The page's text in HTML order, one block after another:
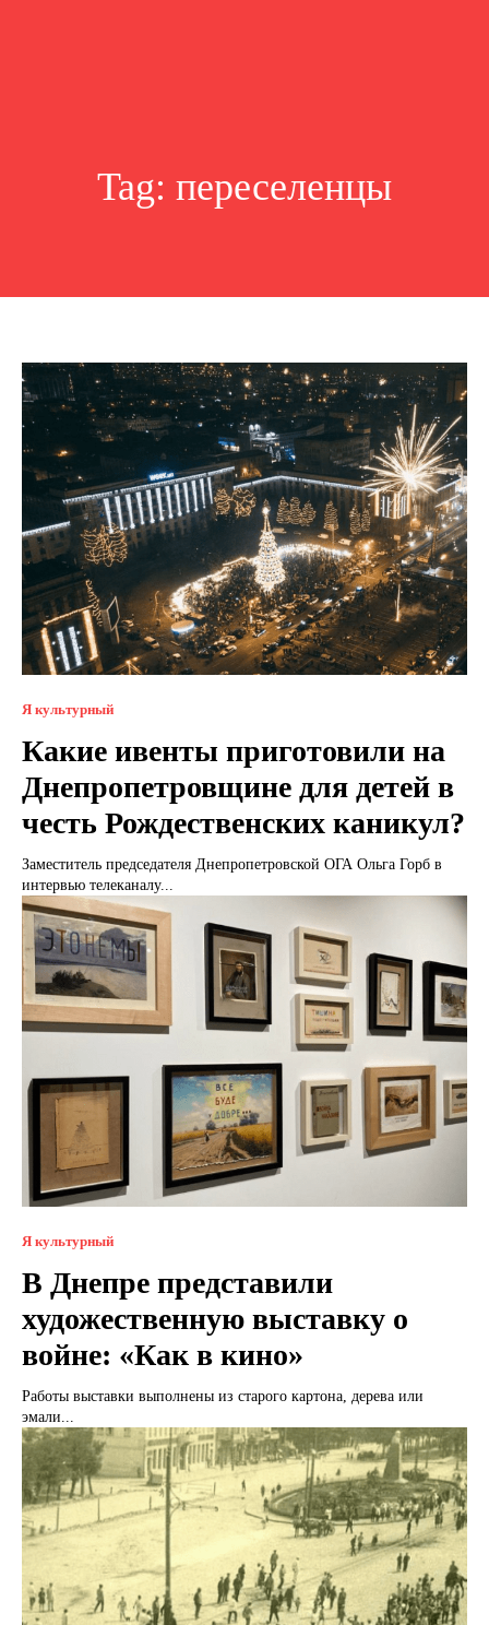
Tag: переселенцы
Я культурный
Какие ивенты приготовили на
Днепропетровщине для детей в
честь Рождественских каникул?
Заместитель председателя Днепропетровской ОГА Ольга Горб в
интервью телеканалу...
Я культурный
В Днепре представили
художественную выставку о
войне: «Как в кино»
Работы выставки выполнены из старого картона, дерева или
эмали...